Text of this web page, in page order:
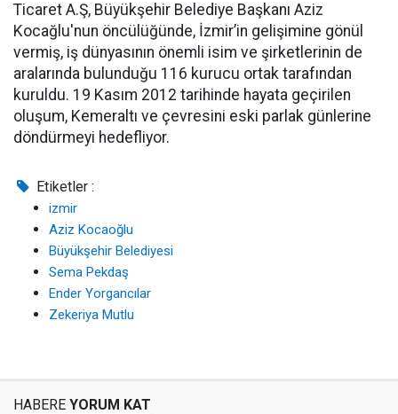
Ticaret A.Ş, Büyükşehir Belediye Başkanı Aziz
Kocağlu'nun öncülüğünde, İzmir’in gelişimine gönül
vermiş, iş dünyasının önemli isim ve şirketlerinin de
aralarında bulunduğu 116 kurucu ortak tarafından
kuruldu. 19 Kasım 2012 tarihinde hayata geçirilen
oluşum, Kemeraltı ve çevresini eski parlak günlerine
döndürmeyi hedefliyor.
Etiketler :
izmir
Aziz Kocaoğlu
Büyükşehir Belediyesi
Sema Pekdaş
Ender Yorgancılar
Zekeriya Mutlu
HABERE YORUM KAT